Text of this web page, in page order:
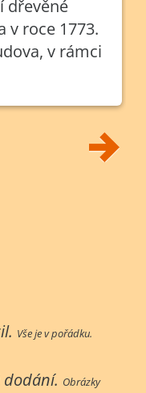
dřevěné
v roce 1773.
v rámci
Vše je v pořádku.
dodání. Obrázky